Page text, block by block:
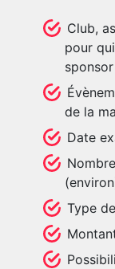
Club,
pour
sponsor
de la
Date
Type